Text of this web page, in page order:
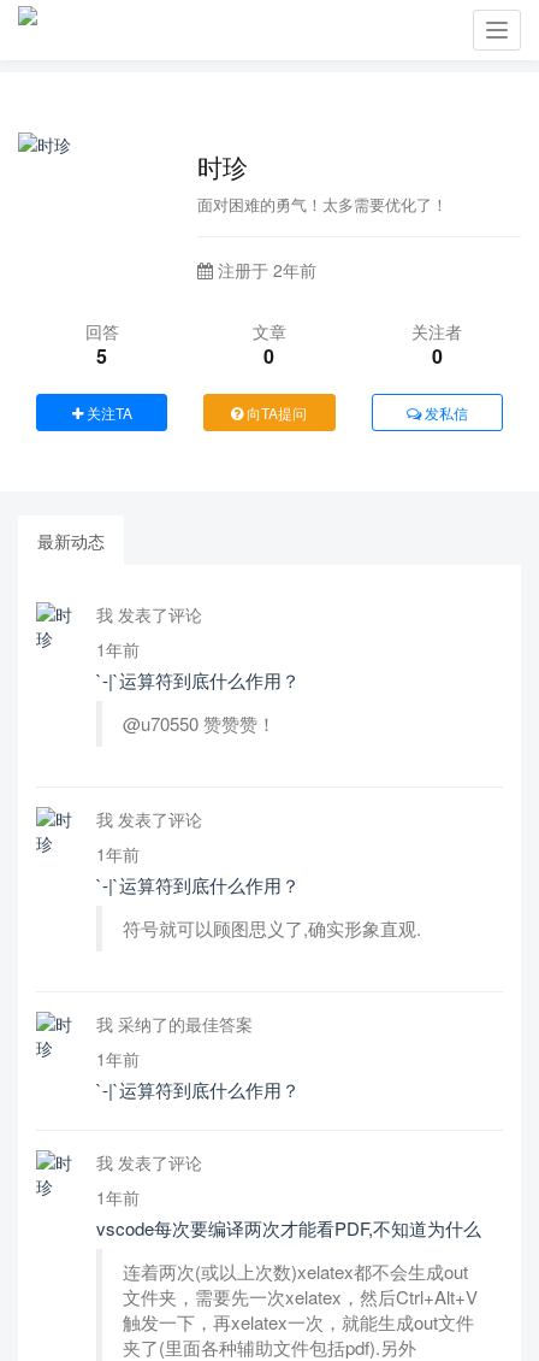
时珍
面对困难的勇气！太多需要优化了！
注册于 2年前
回答
5
文章
0
关注者
0
关注TA 向TA提问 发私信
最新动态
我 发表了评论
1年前
`-|`运算符到底什么作用？
@u70550 赞赞赞！
我 发表了评论
1年前
`-|`运算符到底什么作用？
符号就可以顾图思义了,确实形象直观.
我 采纳了的最佳答案
1年前
`-|`运算符到底什么作用？
我 发表了评论
1年前
vscode每次要编译两次才能看PDF,不知道为什么
连着两次(或以上次数)xelatex都不会生成out
文件夹，需要先一次xelatex，然后Ctrl+Alt+V
触发一下，再xelatex一次，就能生成out文件
夹了(里面各种辅助文件包括pdf).另外